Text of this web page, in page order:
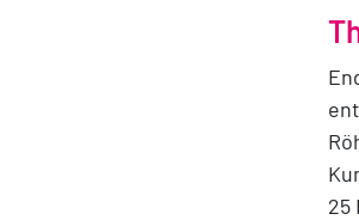
25